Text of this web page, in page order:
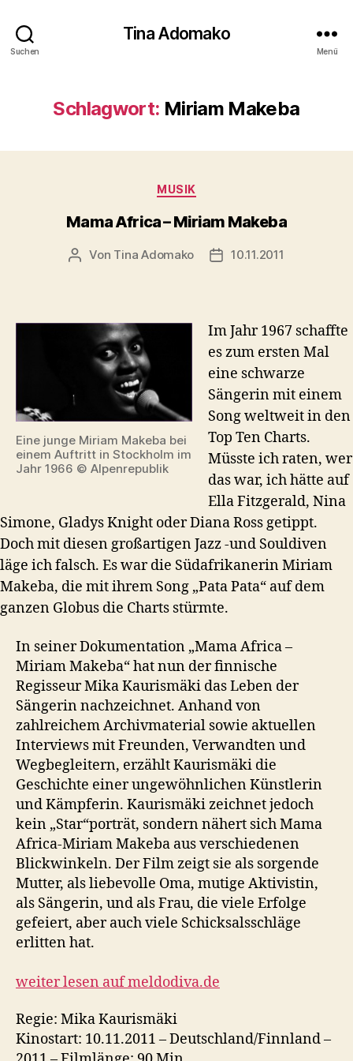
Suchen
Tina Adomako
Menü
Schlagwort: Miriam Makeba
Kategorien
MUSIK
Mama Africa – Miriam Makeba
Beitragsautor
Von Tina Adomako Veröffentlichungsdatum
10.11.2011
Eine junge Miriam Makeba bei
einem Auftritt in Stockholm im
Jahr 1966 © Alpenrepublik
Im Jahr 1967 schaffte
es zum ersten Mal
eine schwarze
Sängerin mit einem
Song weltweit in den
Top Ten Charts.
Müsste ich raten, wer
das war, ich hätte auf
Ella Fitzgerald, Nina
Simone, Gladys Knight oder Diana Ross getippt.
Doch mit diesen großartigen Jazz -und Souldiven
läge ich falsch. Es war die Südafrikanerin Miriam
Makeba, die mit ihrem Song „Pata Pata“ auf dem
ganzen Globus die Charts stürmte.
In seiner Dokumentation „Mama Africa –
Miriam Makeba“ hat nun der finnische
Regisseur Mika Kaurismäki das Leben der
Sängerin nachzeichnet. Anhand von
zahlreichem Archivmaterial sowie aktuellen
Interviews mit Freunden, Verwandten und
Wegbegleitern, erzählt Kaurismäki die
Geschichte einer ungewöhnlichen Künstlerin
und Kämpferin. Kaurismäki zeichnet jedoch
kein „Star“porträt, sondern nähert sich Mama
Africa-Miriam Makeba aus verschiedenen
Blickwinkeln. Der Film zeigt sie als sorgende
Mutter, als liebevolle Oma, mutige Aktivistin,
als Sängerin, und als Frau, die viele Erfolge
gefeiert, aber auch viele Schicksalsschläge
erlitten hat.
weiter lesen auf meldodiva.de
Regie: Mika Kaurismäki
Kinostart: 10.11.2011 – Deutschland/Finnland –